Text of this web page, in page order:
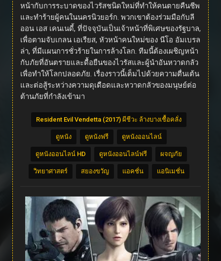
หน้ากับการระบาดของไวรัสชนิดใหม่ที่ทำให้คนตายคืนชีพ
และทำร้ายผู้คนในนครนิวยอร์ก. พวกเขาต้องร่วมมือกับลี
ออน เอส เคนเนดี้, ที่ปัจจุบันเป็นเจ้าหน้าที่พิเศษของรัฐบาล,
เพื่อตามจับเกลน เอเรียส, หัวหน้าคนใหม่ของ นีโอ อัมเบรล
ล่า, ที่มีแผนการชั่วร้ายในการล้างโลก. ทีมนี้ต้องเผชิญหน้า
กับภัยที่อันตรายและดื้อยืนของไวรัสและผู้นำอันหวาดกลัว
เพื่อทำให้โลกปลอดภัย. เรื่องราวนี้เต็มไปด้วยความตื่นเต้น
และต่อสู้ระหว่างความดุเดือดและหวาดกลัวของมนุษย์ต่อ
ต้านภัยที่กำลังเข้ามา
Resident Evil Vendetta (2017) ผีชีวะ ล้างบางเชื้อคลั่ง
ดูหนัง ดูหนังฟรี ดูหนังออนไลน์
ดูหนังออนไลน์ HD ดูหนังออนไลน์ฟรี ผจญภัย
วิทยาศาสตร์ สยองขวัญ แอคชั่น แอนิเมชั่น